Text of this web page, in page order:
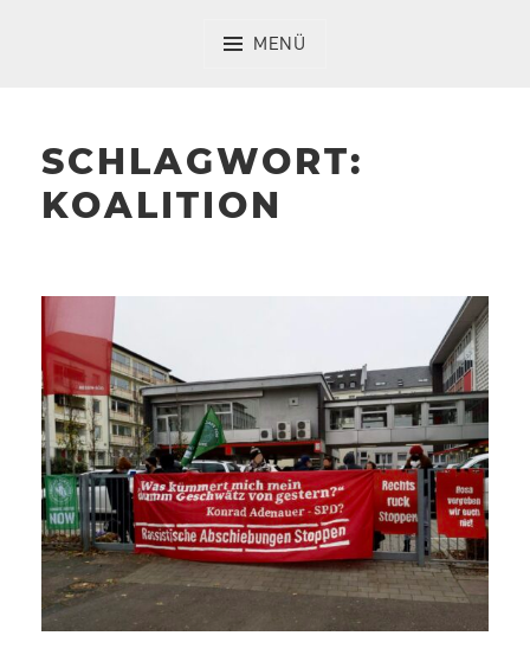
MENÜ
SCHLAGWORT:
KOALITION